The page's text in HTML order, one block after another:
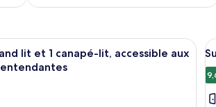
avec des rideaux et un luminaire fixé au mur.
Une chambre d’hôtel moderne avec
lit et 1 canapé-lit, accessible aux